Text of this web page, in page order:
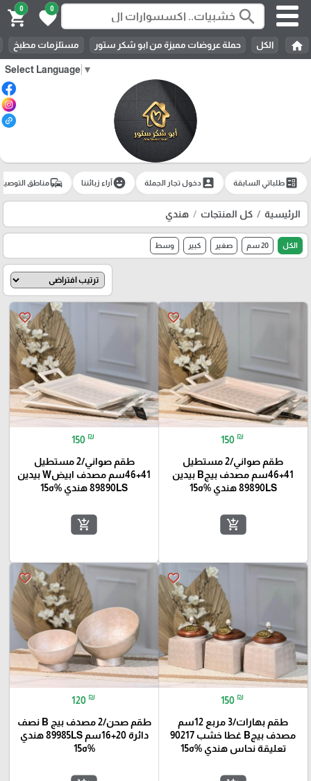
Select Language ▼
search
0
favorite
0
shopping_cart
home الكل حملة عروضات مميزة من ابو شكر ستور مستلزمات مطبخ
ballotطلباتي السابقة account_boxدخول تجار الجملة emoji_emotionsآراء زبائننا commuteمناطق
الرئيسية كل المنتجات هندي
الكل 20 سم صغير كبير وسط
favorite_border
150 ₪
طقم صواني/2 مستطيل
41+46سم مصدف بيجB بيدين
89890LS هندي %ه15
add_shopping_cart
favorite_border
150 ₪
طقم صواني/2 مستطيل
41+46سم مصدف ابيضW بيدين
89890LS هندي %ه15
add_shopping_cart
favorite_border
150 ₪
طقم بهارات/3 مربع 12سم
مصدف بيجB غطا خشب 90217
تعليقة نحاس هندي %ه15
favorite_border
120 ₪
طقم صحن/2 مصدف بيج B نصف
دائرة 20+16سم 89985LS هندي
%ه15